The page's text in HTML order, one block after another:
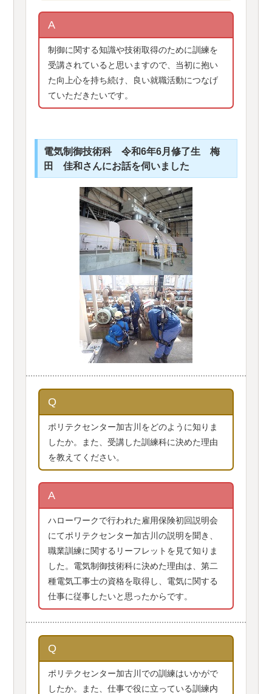
A
制御に関する知識や技術取得のために訓練を
受講されていると思いますので、当初に抱い
た向上心を持ち続け、良い就職活動につなげ
ていただきたいです。
電気制御技術科 令和6年6月修了生 梅
田 佳和さんにお話を伺いました
Q
ポリテクセンター加古川をどのように知りま
したか。また、受講した訓練科に決めた理由
を教えてください。
A
ハローワークで行われた雇用保険初回説明会
にてポリテクセンター加古川の説明を聞き、
職業訓練に関するリーフレットを見て知りま
した。電気制御技術科に決めた理由は、第二
種電気工事士の資格を取得し、電気に関する
仕事に従事したいと思ったからです。
Q
ポリテクセンター加古川での訓練はいかがで
したか。また、仕事で役に立っている訓練内